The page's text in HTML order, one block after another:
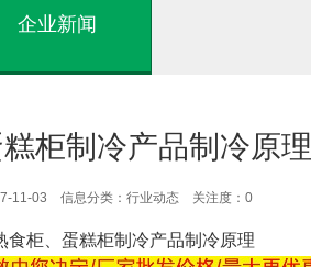
企业新闻
柜制冷产品制冷原理
11-03 信息分类：行业动态 关注度： 0
食柜、蛋糕柜制冷产品制冷原理